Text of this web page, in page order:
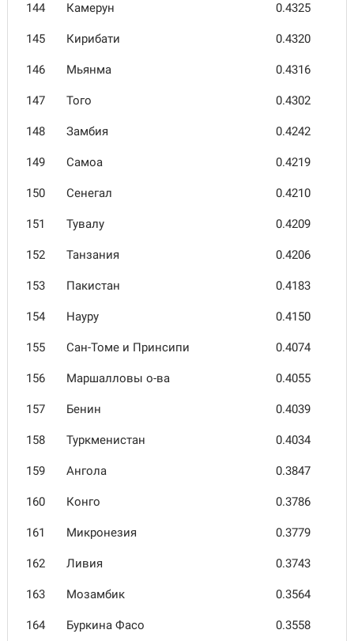
144 Камерун 0.4325
145 Кирибати 0.4320
146 Мьянма 0.4316
147 Того 0.4302
148 Замбия 0.4242
149 Самоа 0.4219
150 Сенегал 0.4210
151 Тувалу 0.4209
152 Танзания 0.4206
153 Пакистан 0.4183
154 Науру 0.4150
155 Сан-Томе и Принсипи 0.4074
156 Маршалловы о-ва 0.4055
157 Бенин 0.4039
158 Туркмени­стан 0.4034
159 Ангола 0.3847
160 Конго 0.3786
161 Микро­незия 0.3779
162 Ливия 0.3743
163 Мозамбик 0.3564
164 Буркина Фасо 0.3558